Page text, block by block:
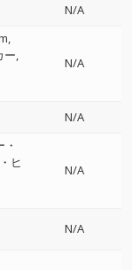
N/A
ー
N/A
N/A
ヒ
N/A
N/A